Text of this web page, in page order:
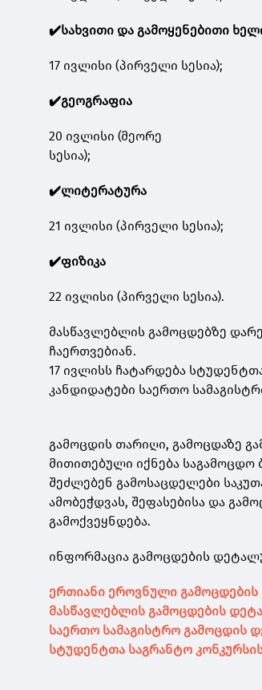
✔️სახვითი და გამოყენებითი
17 ივლისი (პირველი სესია);
✔️გეოგრაფია
20 ივლისი (მეორე
სესია);
✔️ლიტერატურა
21 ივლისი (პირველი სესია);
✔️ფიზიკა
22 ივლისი (პირველი სესია).
მასწავლებლის გამოცდებზე
ჩაერთვებიან.
17 ივლისს ჩატარდება
კანდიდატები საერთო
გამოცდის თარიღი, გამოცდაზე
მითითებული იქნება საგამოცდო
შეძლებენ გამოსაცდელები
ამობეჭდვას, შეფასებისა და
გამოქვეყნდება.
ინფორმაცია გამოცდების
ერთიანი ეროვნული
მასწავლებლის გამოცდების
საერთო სამაგისტრო გამოცდის
სტუდენტთა საგრანტო